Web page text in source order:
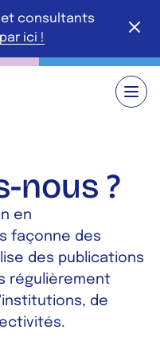
consultants
ici !
nous ?
en
façonne des
des publications
régulièrement
de